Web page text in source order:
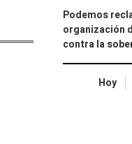
Podemos
organización
contra la
Hoy